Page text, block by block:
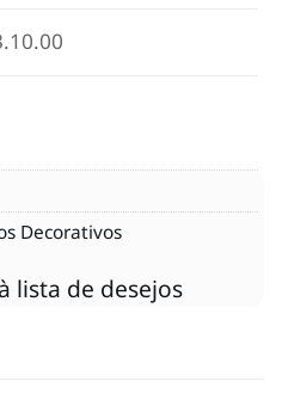
Decorativos
lista de desejos